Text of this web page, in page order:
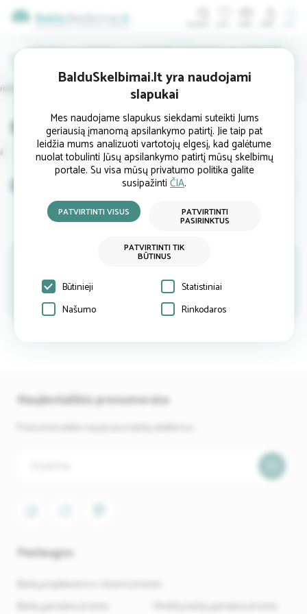
Lauko Interjerui Šviestuvai
Naujos Žvakės ir žvakidės
Naudoti
baldai
Skelbimų pagal Jūsų pateiktą užklausą šiuo metu nėra.
Jeigu turite baldų kuriuos norite parduoti - įdėkite savo
naujienlaiškį kuriuo gausite Jums aktualius skelbimus.
Naujienlaiškį prenumeruoti galite paspaudę
Žvakės ir žvakidės Vazos Dekoracijos Gėlių stovai
Naujienlaiškio prenumerata
Paslaugos
BalduSkelbimai.lt yra naudojami
slapukai
Mes naudojame slapukus siekdami suteikti Jums
geriausią įmanomą apsilankymo patirtį. Jie taip pat
leidžia mums analizuoti vartotojų elgesį, kad galėtume
nuolat tobulinti Jūsų apsilankymo patirtį mūsų skelbimų
portale. Su visa mūsų privatumo politika galite
susipažinti ČIA.
PATVIRTINTI VISUS PATVIRTINTI
PASIRINKTUS
PATVIRTINTI TIK
BŪTINUS
Būtinieji
Statistiniai
Našumo
Rinkodaros